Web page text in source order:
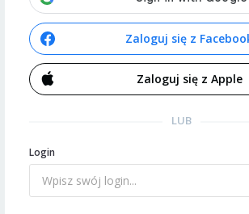
Zaloguj się z
Zaloguj się z Apple
LUB
Login